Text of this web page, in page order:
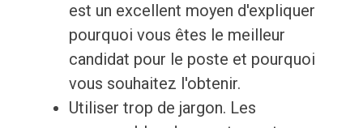
est un excellent moyen d'expliquer
pourquoi vous êtes le meilleur
candidat pour le poste et pourquoi
vous souhaitez l'obtenir.
Utiliser trop de jargon. Les